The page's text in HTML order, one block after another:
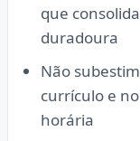
que
duradoura
Não
currículo e
horária